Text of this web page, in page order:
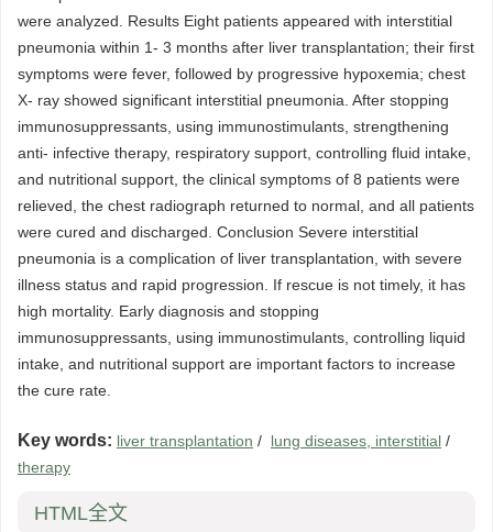
were analyzed. Results Eight patients appeared with interstitial
pneumonia within 1- 3 months after liver transplantation; their first
symptoms were fever, followed by progressive hypoxemia; chest
X- ray showed significant interstitial pneumonia. After stopping
immunosuppressants, using immunostimulants, strengthening
anti- infective therapy, respiratory support, controlling fluid intake,
and nutritional support, the clinical symptoms of 8 patients were
relieved, the chest radiograph returned to normal, and all patients
were cured and discharged. Conclusion Severe interstitial
pneumonia is a complication of liver transplantation, with severe
illness status and rapid progression. If rescue is not timely, it has
high mortality. Early diagnosis and stopping
immunosuppressants, using immunostimulants, controlling liquid
intake, and nutritional support are important factors to increase
the cure rate.
Key words: liver transplantation / lung diseases, interstitial /
therapy
HTML全文